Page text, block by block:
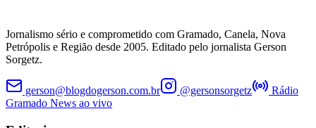
Jornalismo sério e comprometido com Gramado, Canela, Nova
Petrópolis e Região desde 2005. Editado pelo jornalista Gerson
Sorgetz.
gerson@blogdogerson.com.br @gersonsorgetz
Rádio
Gramado News ao vivo